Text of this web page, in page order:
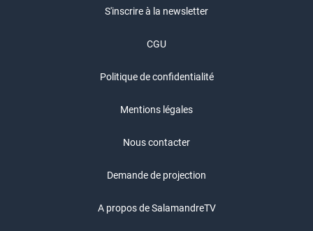
S'inscrire à la newsletter
CGU
Politique de confidentialité
Mentions légales
Nous contacter
Demande de projection
A propos de SalamandreTV